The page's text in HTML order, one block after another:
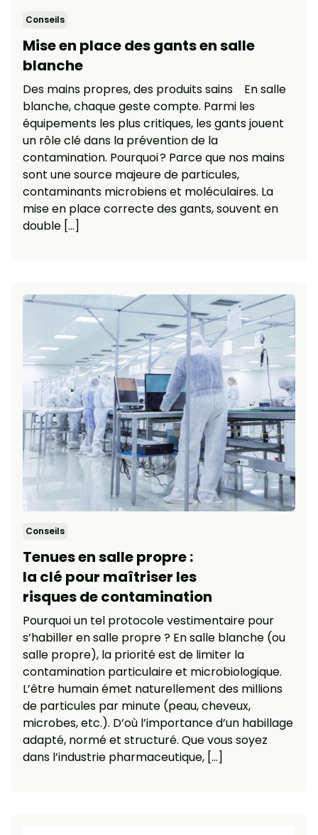
Conseils
Mise en place des gants en salle
blanche
Des mains propres, des produits sains En salle
blanche, chaque geste compte. Parmi les
équipements les plus critiques, les gants jouent
un rôle clé dans la prévention de la
contamination. Pourquoi ? Parce que nos mains
sont une source majeure de particules,
contaminants microbiens et moléculaires. La
mise en place correcte des gants, souvent en
double […]
Conseils
Tenues en salle propre :
la clé pour maîtriser les
risques de contamination
Pourquoi un tel protocole vestimentaire pour
s’habiller en salle propre ? En salle blanche (ou
salle propre), la priorité est de limiter la
contamination particulaire et microbiologique.
L’être humain émet naturellement des millions
de particules par minute (peau, cheveux,
microbes, etc.). D’où l’importance d’un habillage
adapté, normé et structuré. Que vous soyez
dans l’industrie pharmaceutique, […]